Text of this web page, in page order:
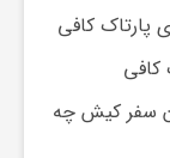
پارتاک کافی
کافی
سفر کیش چه